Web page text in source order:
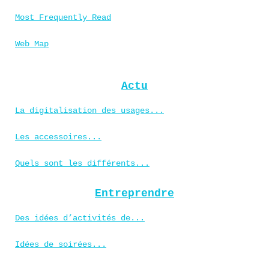
Most Frequently Read
Web Map
Actu
La digitalisation des usages...
Les accessoires...
Quels sont les différents...
Entreprendre
Des idées d’activités de...
Idées de soirées...